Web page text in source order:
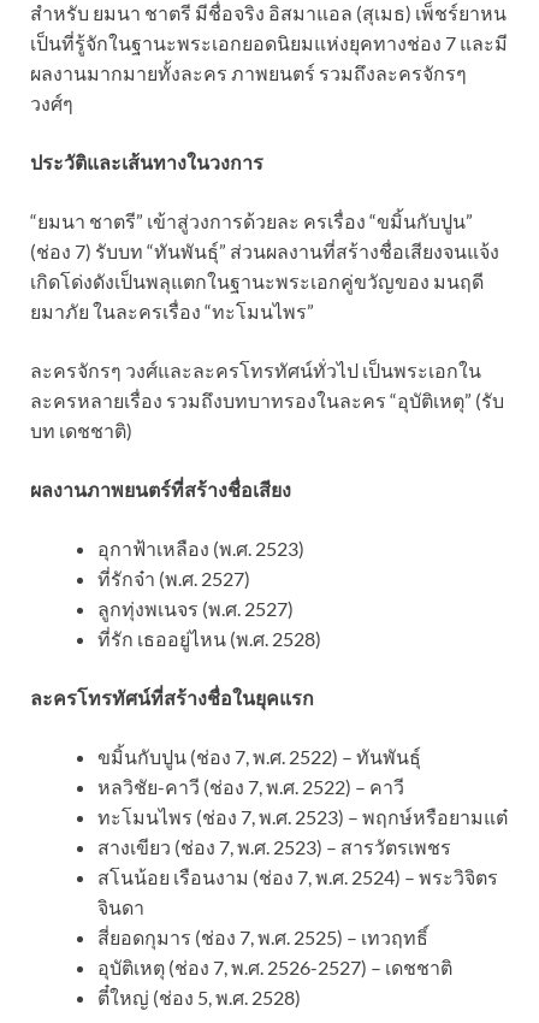
สำหรับ ยมนา ชาตรี มีชื่อจริง อิสมาแอล (สุเมธ) เพ็ชร์ยาหน
เป็นที่รู้จักในฐานะพระเอกยอดนิยมแห่งยุคทางช่อง 7 และมี
ผลงานมากมายทั้งละคร ภาพยนตร์ รวมถึงละครจักรๆ
วงศ์ๆ
ประวัติและเส้นทางในวงการ
“ยมนา ชาตรี” เข้าสู่วงการด้วยละ ครเรื่อง “ขมิ้นกับปูน”
(ช่อง 7) รับบท “ทันพันธุ์” ส่วนผลงานที่สร้างชื่อเสียงจนแจ้ง
เกิดโด่งดังเป็นพลุแตกในฐานะพระเอกคู่ขวัญของ มนฤดี
ยมาภัย ในละครเรื่อง “ทะโมนไพร”
ละครจักรๆ วงศ์และละครโทรทัศน์ทั่วไป เป็นพระเอกใน
ละครหลายเรื่อง รวมถึงบทบาทรองในละคร “อุบัติเหตุ” (รับ
บท เดชชาติ)
ผลงานภาพยนตร์ที่สร้างชื่อเสียง
อุกาฟ้าเหลือง (พ.ศ. 2523)
ที่รักจ๋า (พ.ศ. 2527)
ลูกทุ่งพเนจร (พ.ศ. 2527)
ที่รัก เธออยู่ไหน (พ.ศ. 2528)
ละครโทรทัศน์ที่สร้างชื่อในยุคแรก
ขมิ้นกับปูน (ช่อง 7, พ.ศ. 2522) – ทันพันธุ์
หลวิชัย-คาวี (ช่อง 7, พ.ศ. 2522) – คาวี
ทะโมนไพร (ช่อง 7, พ.ศ. 2523) – พฤกษ์หรือยามแต๋
สางเขียว (ช่อง 7, พ.ศ. 2523) – สารวัตรเพชร
สโนน้อย เรือนงาม (ช่อง 7, พ.ศ. 2524) – พระวิจิตร
จินดา
สี่ยอดกุมาร (ช่อง 7, พ.ศ. 2525) – เทวฤทธิ์
อุบัติเหตุ (ช่อง 7, พ.ศ. 2526-2527) – เดชชาติ
ตี๋ใหญ่ (ช่อง 5, พ.ศ. 2528)